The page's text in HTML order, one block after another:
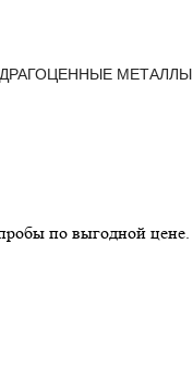
ДРАГОЦЕННЫЕ МЕТАЛЛЫ
по выгодной цене.